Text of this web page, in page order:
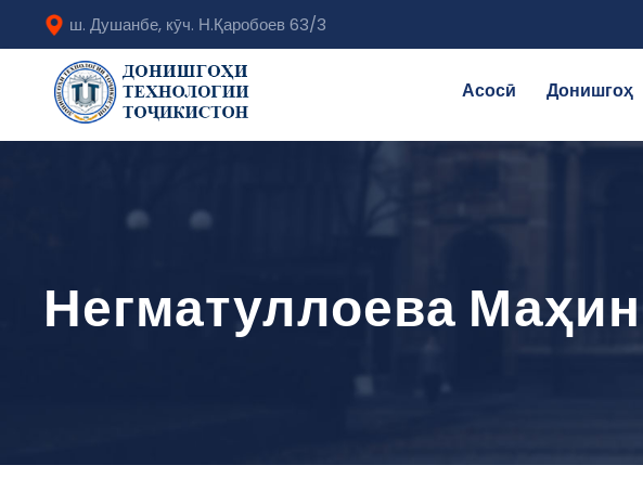
ш. Душанбе, кӯч. Н.Қаробоев 63/3
Асосӣ Донишгоҳ
Негматуллоева